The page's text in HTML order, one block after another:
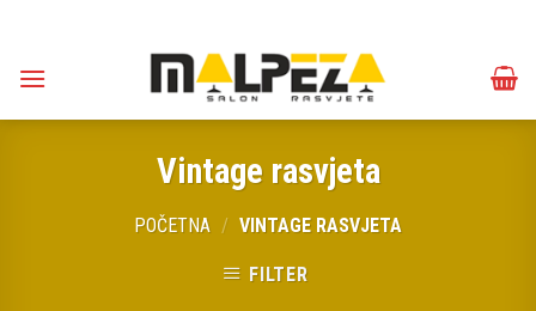
content
Vintage rasvjeta
POČETNA / VINTAGE RASVJETA
FILTER